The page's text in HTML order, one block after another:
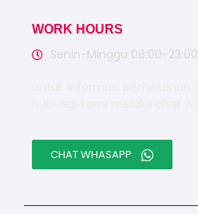
WORK HOURS
Senin-Minggu 08:00-23:00
CHAT WHASAPP